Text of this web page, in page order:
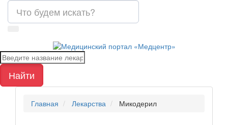
Найти
Главная Лекарства Микодерил